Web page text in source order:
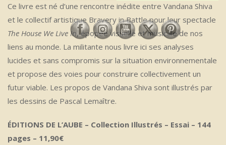
Ce livre est né d’une rencontre inédite entre Vandana Shiva
et le collectif artistique Bravery in Battle pour leur spectacle
The House We Live In, épopée visuelle et musicale de nos
liens au monde. La militante nous livre ici ses analyses
lucides et sans compromis sur la situation environnementale
et propose des voies pour construire collectivement un
futur viable. Les propos de Vandana Shiva sont illustrés par
les dessins de Pascal Lemaître.
ÉDITIONS DE L’AUBE – Collection Illustrés – Essai – 144
pages – 11,90€